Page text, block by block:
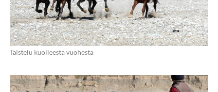
Taistelu kuolleesta vuohesta